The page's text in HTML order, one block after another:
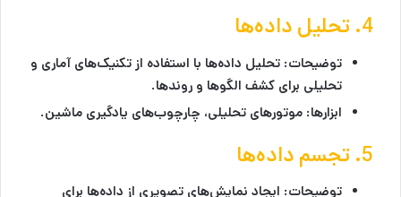
4. تحلیل داده‌ها
توضیحات: تحلیل داده‌ها با استفاده از تکنیک‌های آماری و
تحلیلی برای کشف الگوها و روندها.
ابزارها: موتورهای تحلیلی، چارچوب‌های یادگیری ماشین.
5. تجسم داده‌ها
توضیحات: ایجاد نمایش‌های تصویری از داده‌ها برای